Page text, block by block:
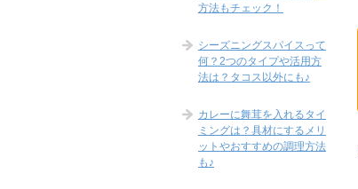
方法もチェック！
シーズニングスパイスって
何？2つのタイプや活用方
法は？タコス以外にも♪
カレーに舞茸を入れるタイ
ミングは？具材にするメリ
ットやおすすめの調理方法
も♪